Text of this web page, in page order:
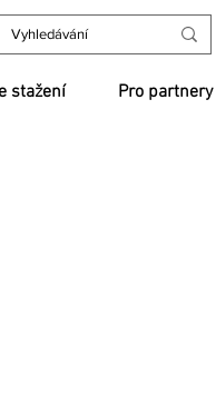
stažení Pro partnery